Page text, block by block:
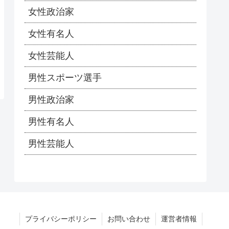
女性政治家
女性有名人
女性芸能人
男性スポーツ選手
男性政治家
男性有名人
男性芸能人
プライバシーポリシー お問い合わせ 運営者情報